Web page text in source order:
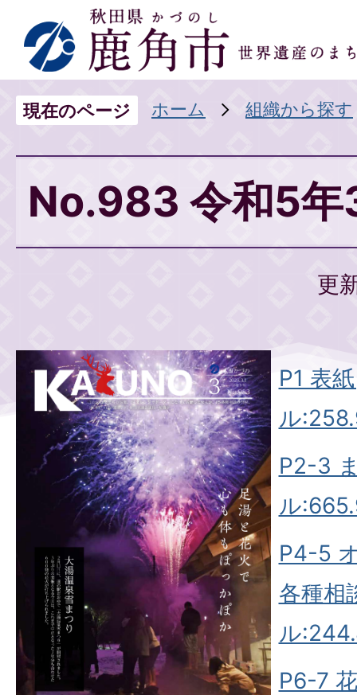
現在のページ ホーム 組織から探す
No.983 令和5年
更
P1 表
ル
P2-3
ル
P4-5
各種相
ル
P6-7